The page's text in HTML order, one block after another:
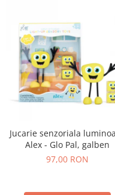
Jucarie senzoriala
Alex - Glo Pal, galben
97,00 RON